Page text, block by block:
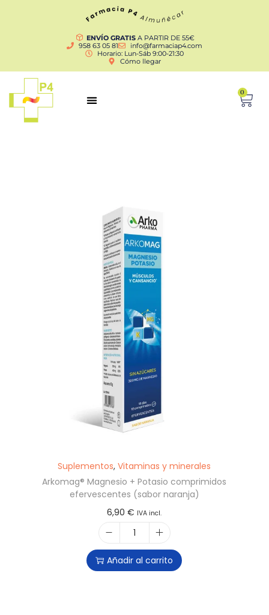
ENVÍO GRATIS A PARTIR DE 55€
958 63 05 81
info@farmaciap4.com
Horario: Lun-Sáb 9:00-21:30
Cómo llegar
0
Suplementos,Vitaminas y minerales
Arkomag® Magnesio + Potasio comprimidos
efervescentes (sabor naranja)
6,90€ IVA incl.
Añadir al carrito